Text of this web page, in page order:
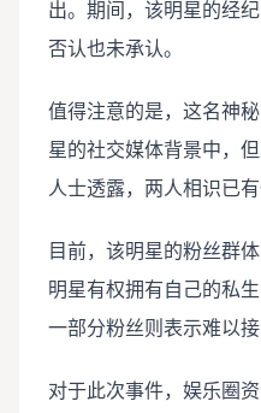
出。期间，该明星的经
否认也未承认。
值得注意的是，这名神
星的社交媒体背景中，
人士透露，两人相识已
目前，该明星的粉丝群
明星有权拥有自己的私
一部分粉丝则表示难以接
对于此次事件，娱乐圈